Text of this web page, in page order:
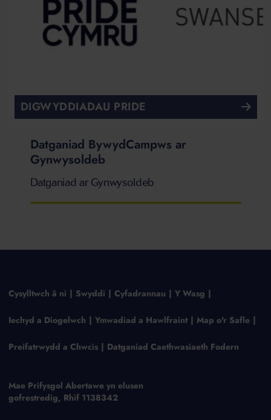
DIGWYDDIADAU PRIDE
Datganiad BywydCampws ar
Gynwysoldeb
Datganiad ar Gynwysoldeb
Cysylltwch â ni Swyddi Cyfadrannau Y Wasg
Iechyd a Diogelwch Ymwadiad a Hawlfraint Map o'r Safle
Preifatrwydd a Chwcis Datganiad Caethwasiaeth Fodern
Mae Prifysgol Abertawe yn elusen
gofrestredig, Rhif 1138342